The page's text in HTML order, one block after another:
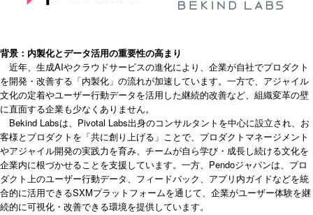
背景：内製化とデータ活用の重要性の高まり
近年、生成AIやクラウドサービスの進化により、企業が自社でプロダクト
を開発・改善する「内製化」の流れが加速しています。一方で、アジャイル
文化の定着やユーザー行動データを活用した継続的改善など、組織変革の壁
に直面する企業も少なくありません。
Bekind Labsは、Pivotal Labs出身のコンサルタントを中心に設立され、お
客様とプロダクトを「共に創り上げる」ことで、プロダクトマネージメント
やアジャイル開発の実践力を育み、チームが自ら学び・成長し続ける文化を
企業内に根づかせることを支援しています。一方、Pendoジャパンは、プロ
ダクト上のユーザー行動データ、フィードバック、アプリ内ガイドなどを統
合的に活用できるSXMプラットフォームを通じて、企業がユーザー体験を継
続的に可視化・改善できる環境を提供しています。